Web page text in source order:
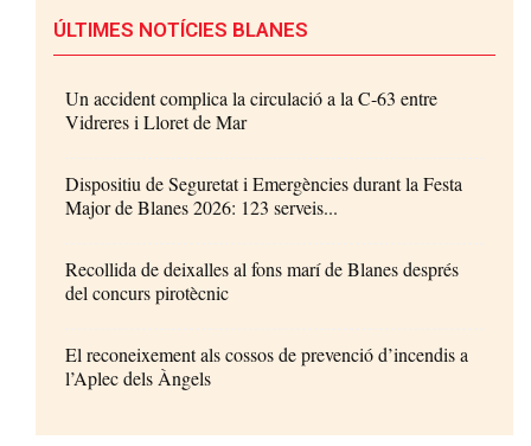
ÚLTIMES NOTÍCIES BLANES
Un accident complica la circulació a la C-63 entre
Vidreres i Lloret de Mar
Dispositiu de Seguretat i Emergències durant la Festa
Major de Blanes 2026: 123 serveis...
Recollida de deixalles al fons marí de Blanes després
del concurs pirotècnic
El reconeixement als cossos de prevenció d’incendis a
l’Aplec dels Àngels